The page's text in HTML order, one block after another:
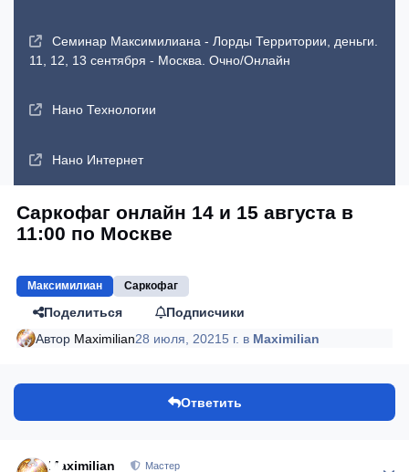
Семинар Максимилиана - Лорды Территории, деньги.
11, 12, 13 сентября - Москва. Очно/Онлайн
Нано Технологии
Нано Интернет
Саркофаг онлайн 14 и 15 августа в
11:00 по Москве
Максимилиан Саркофаг
Поделиться
Подписчики
Автор Maximilian28 июля, 2021 5 г. в Maximilian
Ответить
Maximilian Мастер